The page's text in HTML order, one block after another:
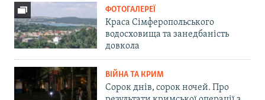
ФОТОГАЛЕРЕЇ
Краса Сімферопольського
водосховища та занедбаність
довкола
ВІЙНА ТА КРИМ
Сорок днів, сорок ночей. Про